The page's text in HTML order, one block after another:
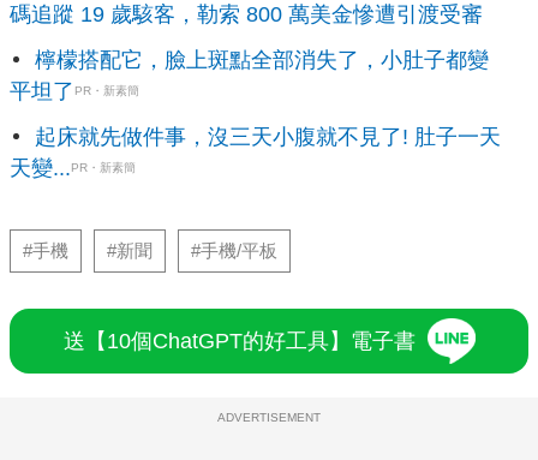
碼追蹤 19 歲駭客，勒索 800 萬美金慘遭引渡受審
檸檬搭配它，臉上斑點全部消失了，小肚子都變
平坦了 PR・新素簡
起床就先做件事，沒三天小腹就不見了! 肚子一天
天變...PR・新素簡
#手機 #新聞 #手機/平板
送【10個ChatGPT的好工具】電子書
ADVERTISEMENT